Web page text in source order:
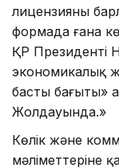
лицензияның
формада ғана
ҚР Президенті
экономикалық
басты бағыты»
Жолдауында.»
Көлік және
мәліметтеріне